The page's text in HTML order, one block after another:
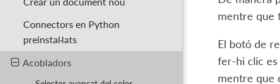
Connectors en Python
preinstal·lats
Acobladors
mentre que
El botó de
fer-hi clic es
mentre que